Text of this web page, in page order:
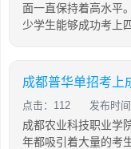
面一直保持着高水平
少学生能够成功考上
成都普华单招考上
点击：112 发布时
成都农业科技职业学
年都吸引着大量的考